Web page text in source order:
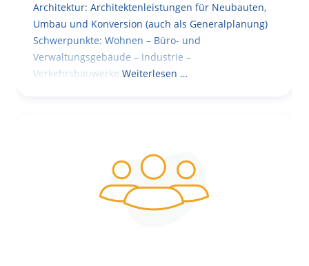
Architektur: Architektenleistungen für Neubauten,
Umbau und Konversion (auch als Generalplanung)
Schwerpunkte: Wohnen – Büro- und
Verwaltungsgebäude – Industrie –
Verkehrsbauwerke. Weiterlesen …